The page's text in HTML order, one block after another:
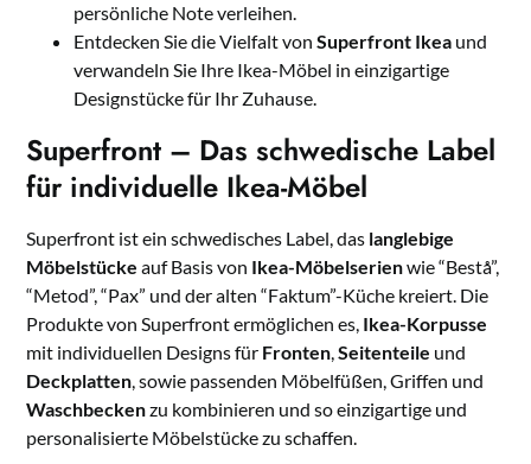
persönliche Note verleihen.
Entdecken Sie die Vielfalt vonSuperfront Ikea und
verwandeln Sie Ihre Ikea-Möbel in einzigartige
Designstücke für Ihr Zuhause.
Superfront – Das schwedische Label
für individuelle Ikea-Möbel
Superfront ist ein schwedisches Label, das langlebige
Möbelstücke auf Basis von Ikea-Möbelserienwie “Bestå”,
“Metod”, “Pax” und der alten “Faktum”-Küche kreiert. Die
Produkte von Superfront ermöglichen es, Ikea-Korpusse
mit individuellen Designs für Fronten,Seitenteile und
Deckplatten, sowie passenden Möbelfüßen, Griffen und
Waschbeckenzu kombinieren und so einzigartige und
personalisierte Möbelstücke zu schaffen.